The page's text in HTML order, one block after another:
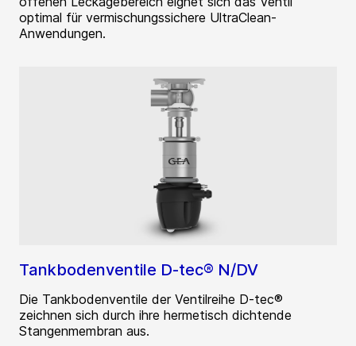
optimal für vermischungssichere UltraClean-
Anwendungen.
Tankbodenventile D-tec® N/DV
Die Tankbodenventile der Ventilreihe D-tec®
zeichnen sich durch ihre hermetisch dichtende
Stangenmembran aus.